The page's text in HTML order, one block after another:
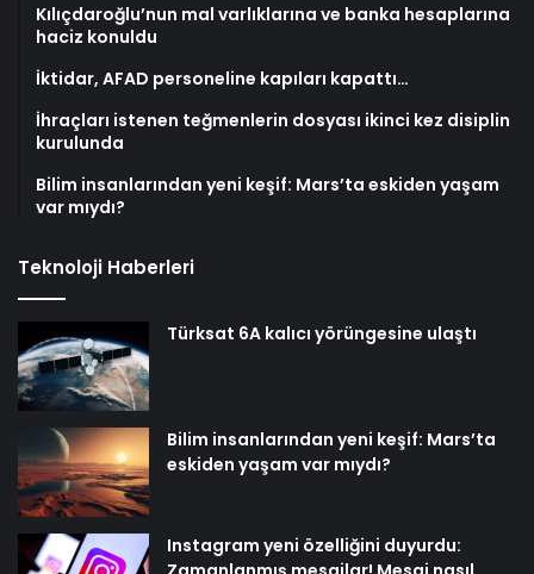
Kılıçdaroğlu’nun mal varlıklarına ve banka hesaplarına
haciz konuldu
İktidar, AFAD personeline kapıları kapattı…
İhraçları istenen teğmenlerin dosyası ikinci kez disiplin
kurulunda
Bilim insanlarından yeni keşif: Mars’ta eskiden yaşam
var mıydı?
Teknoloji Haberleri
Türksat 6A kalıcı yörüngesine ulaştı
Bilim insanlarından yeni keşif: Mars’ta
eskiden yaşam var mıydı?
Instagram yeni özelliğini duyurdu: